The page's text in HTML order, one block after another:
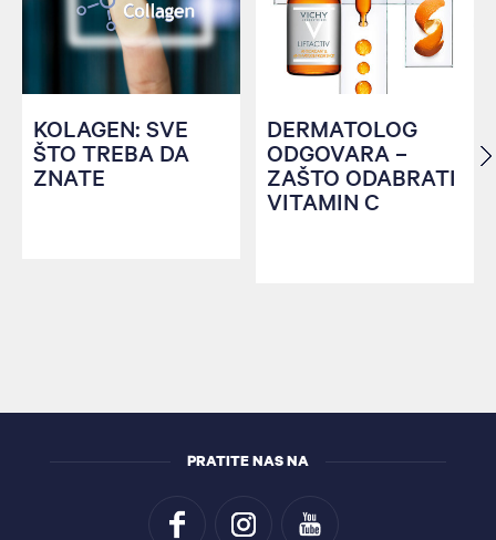
KOLAGEN: SVE
ŠTO TREBA DA
ZNATE
DERMATOLOG
ODGOVARA –
ZAŠTO ODABRATI
VITAMIN C
PRATITE NAS NA